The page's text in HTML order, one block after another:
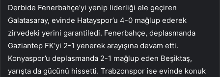
Derbide Fenerbahçe’yi yenip liderliği ele geçiren
Galatasaray, evinde Hatayspor’u 4-0 mağlup ederek
zirvedeki yerini garantiledi. Fenerbahçe, deplasmanda
Gaziantep FK’yi 2-1 yenerek arayışına devam etti.
Konyaspor’u deplasmanda 2-1 mağlup eden Beşiktaş,
yarışta da gücünü hissetti. Trabzonspor ise evinde konuk